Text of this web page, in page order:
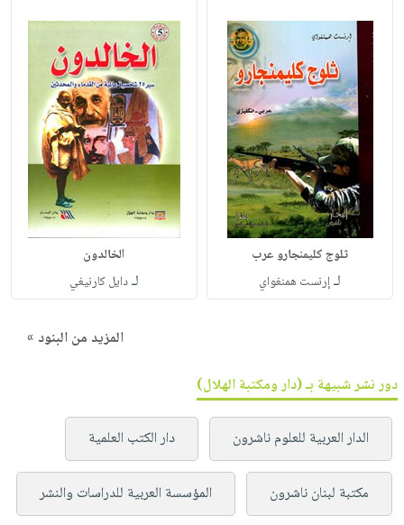
ثلوج كليمنجارو عرب
لـإرنست همنغواي
الخالدون
لـدايل كارنيغي
المزيد من البنود »
دور نشر شبيهة بـ (دار ومكتبة الهلال)
الدار العربية للعلوم ناشرون دار الكتب العلمية
مكتبة لبنان ناشرون المؤسسة العربية للدراسات والنشر